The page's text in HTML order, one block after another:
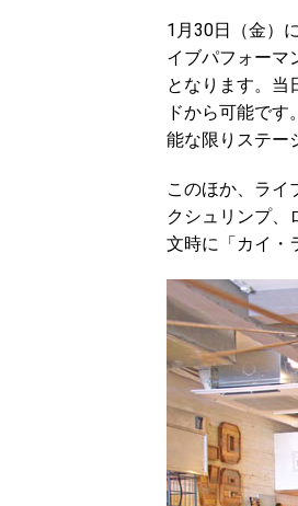
1月30日（金）
イブパフォーマ
となります。当
ドから可能で
能な限りステー
このほか、ライ
クシュリンプ、
文時に「カイ・